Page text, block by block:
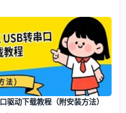
驱动下载教程（附安装方法）